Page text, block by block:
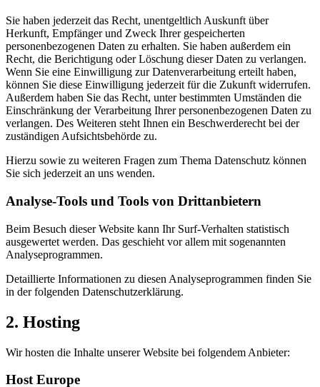
Sie haben jederzeit das Recht, unentgeltlich Auskunft über
Herkunft, Empfänger und Zweck Ihrer gespeicherten
personenbezogenen Daten zu erhalten. Sie haben außerdem ein
Recht, die Berichtigung oder Löschung dieser Daten zu verlangen.
Wenn Sie eine Einwilligung zur Datenverarbeitung erteilt haben,
können Sie diese Einwilligung jederzeit für die Zukunft widerrufen.
Außerdem haben Sie das Recht, unter bestimmten Umständen die
Einschränkung der Verarbeitung Ihrer personenbezogenen Daten zu
verlangen. Des Weiteren steht Ihnen ein Beschwerderecht bei der
zuständigen Aufsichtsbehörde zu.
Hierzu sowie zu weiteren Fragen zum Thema Datenschutz können
Sie sich jederzeit an uns wenden.
Analyse-Tools und Tools von Dritt­anbietern
Beim Besuch dieser Website kann Ihr Surf-Verhalten statistisch
ausgewertet werden. Das geschieht vor allem mit sogenannten
Analyseprogrammen.
Detaillierte Informationen zu diesen Analyseprogrammen finden Sie
in der folgenden Datenschutzerklärung.
2. Hosting
Wir hosten die Inhalte unserer Website bei folgendem Anbieter:
Host Europe